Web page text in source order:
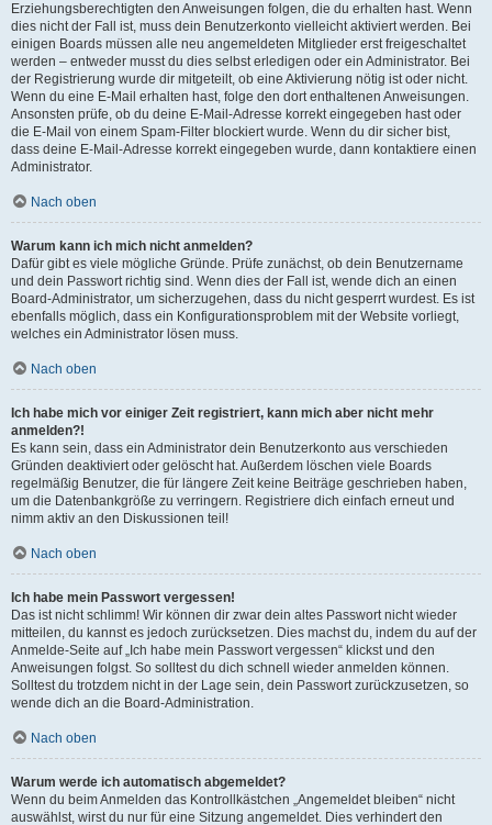
Erziehungsberechtigten den Anweisungen folgen, die du erhalten hast. Wenn
dies nicht der Fall ist, muss dein Benutzerkonto vielleicht aktiviert werden. Bei
einigen Boards müssen alle neu angemeldeten Mitglieder erst freigeschaltet
werden – entweder musst du dies selbst erledigen oder ein Administrator. Bei
der Registrierung wurde dir mitgeteilt, ob eine Aktivierung nötig ist oder nicht.
Wenn du eine E-Mail erhalten hast, folge den dort enthaltenen Anweisungen.
Ansonsten prüfe, ob du deine E-Mail-Adresse korrekt eingegeben hast oder
die E-Mail von einem Spam-Filter blockiert wurde. Wenn du dir sicher bist,
dass deine E-Mail-Adresse korrekt eingegeben wurde, dann kontaktiere einen
Administrator.
Nach oben
Warum kann ich mich nicht anmelden?
Dafür gibt es viele mögliche Gründe. Prüfe zunächst, ob dein Benutzername
und dein Passwort richtig sind. Wenn dies der Fall ist, wende dich an einen
Board-Administrator, um sicherzugehen, dass du nicht gesperrt wurdest. Es ist
ebenfalls möglich, dass ein Konfigurationsproblem mit der Website vorliegt,
welches ein Administrator lösen muss.
Nach oben
Ich habe mich vor einiger Zeit registriert, kann mich aber nicht mehr
anmelden?!
Es kann sein, dass ein Administrator dein Benutzerkonto aus verschieden
Gründen deaktiviert oder gelöscht hat. Außerdem löschen viele Boards
regelmäßig Benutzer, die für längere Zeit keine Beiträge geschrieben haben,
um die Datenbankgröße zu verringern. Registriere dich einfach erneut und
nimm aktiv an den Diskussionen teil!
Nach oben
Ich habe mein Passwort vergessen!
Das ist nicht schlimm! Wir können dir zwar dein altes Passwort nicht wieder
mitteilen, du kannst es jedoch zurücksetzen. Dies machst du, indem du auf der
Anmelde-Seite auf „Ich habe mein Passwort vergessen“ klickst und den
Anweisungen folgst. So solltest du dich schnell wieder anmelden können.
Solltest du trotzdem nicht in der Lage sein, dein Passwort zurückzusetzen, so
wende dich an die Board-Administration.
Nach oben
Warum werde ich automatisch abgemeldet?
Wenn du beim Anmelden das Kontrollkästchen „Angemeldet bleiben“ nicht
auswählst, wirst du nur für eine Sitzung angemeldet. Dies verhindert den